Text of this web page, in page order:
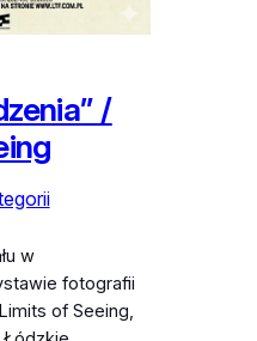
/
w
fotografii
of Seeing,